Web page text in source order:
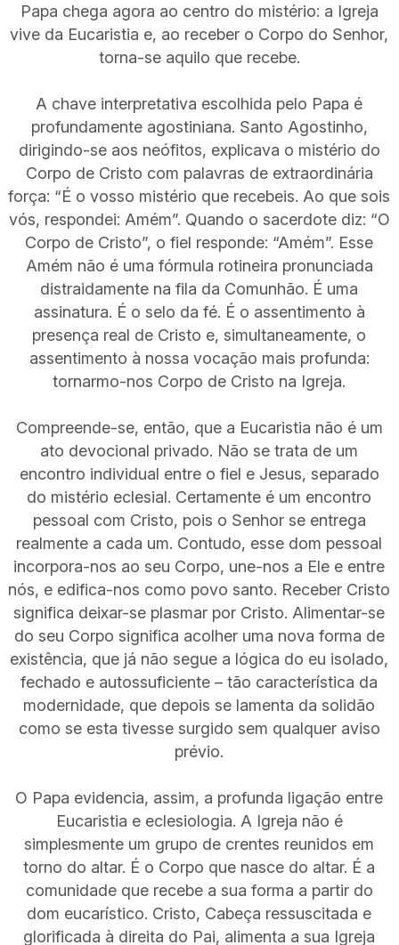
Papa chega agora ao centro do mistério: a Igreja
vive da Eucaristia e, ao receber o Corpo do Senhor,
torna-se aquilo que recebe.
A chave interpretativa escolhida pelo Papa é
profundamente agostiniana. Santo Agostinho,
dirigindo-se aos neófitos, explicava o mistério do
Corpo de Cristo com palavras de extraordinária
força: “É o vosso mistério que recebeis. Ao que sois
vós, respondei: Amém”. Quando o sacerdote diz: “O
Corpo de Cristo”, o fiel responde: “Amém”. Esse
Amém não é uma fórmula rotineira pronunciada
distraidamente na fila da Comunhão. É uma
assinatura. É o selo da fé. É o assentimento à
presença real de Cristo e, simultaneamente, o
assentimento à nossa vocação mais profunda:
tornarmo-nos Corpo de Cristo na Igreja.
Compreende-se, então, que a Eucaristia não é um
ato devocional privado. Não se trata de um
encontro individual entre o fiel e Jesus, separado
do mistério eclesial. Certamente é um encontro
pessoal com Cristo, pois o Senhor se entrega
realmente a cada um. Contudo, esse dom pessoal
incorpora-nos ao seu Corpo, une-nos a Ele e entre
nós, e edifica-nos como povo santo. Receber Cristo
significa deixar-se plasmar por Cristo. Alimentar-se
do seu Corpo significa acolher uma nova forma de
existência, que já não segue a lógica do eu isolado,
fechado e autossuficiente – tão característica da
modernidade, que depois se lamenta da solidão
como se esta tivesse surgido sem qualquer aviso
prévio.
O Papa evidencia, assim, a profunda ligação entre
Eucaristia e eclesiologia. A Igreja não é
simplesmente um grupo de crentes reunidos em
torno do altar. É o Corpo que nasce do altar. É a
comunidade que recebe a sua forma a partir do
dom eucarístico. Cristo, Cabeça ressuscitada e
glorificada à direita do Pai, alimenta a sua Igreja